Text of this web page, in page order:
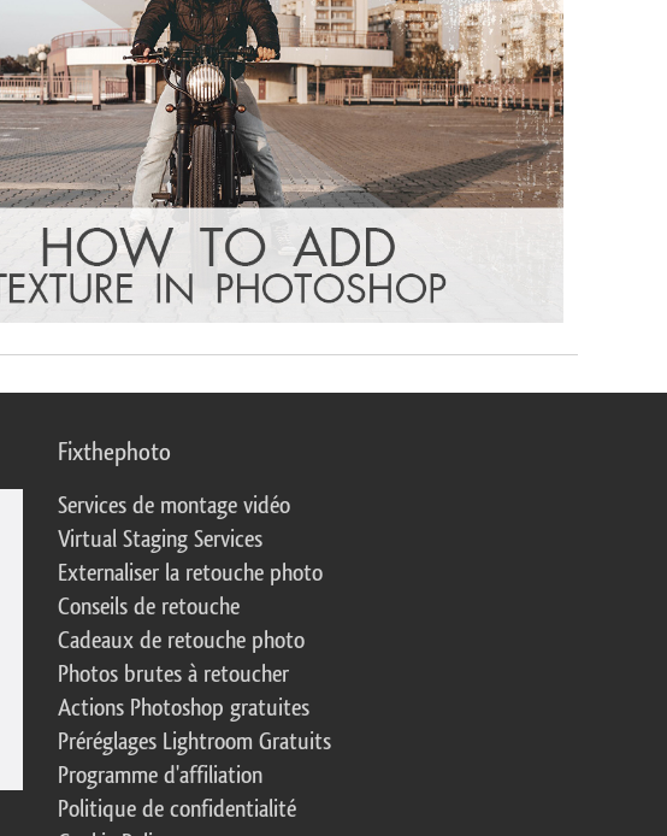
Fixthephoto
Services de montage vidéo
Virtual Staging Services
Externaliser la retouche photo
Conseils de retouche
Cadeaux de retouche photo
Photos brutes à retoucher
Actions Photoshop gratuites
Préréglages Lightroom Gratuits
Programme d'affiliation
Politique de confidentialité